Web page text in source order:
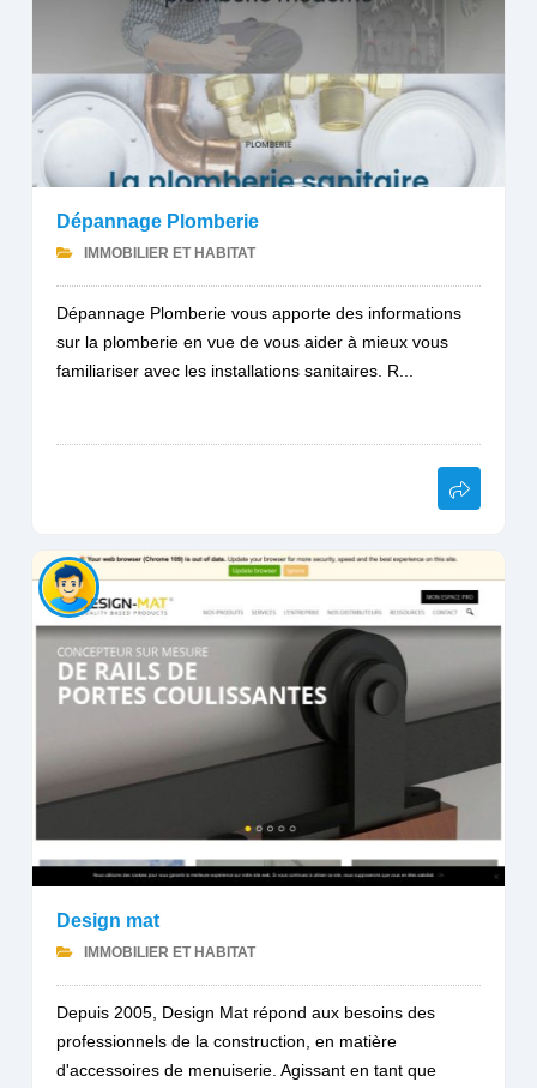
Dépannage Plomberie
IMMOBILIER ET HABITAT
Dépannage Plomberie vous apporte des informations
sur la plomberie en vue de vous aider à mieux vous
familiariser avec les installations sanitaires. R...
Design mat
IMMOBILIER ET HABITAT
Depuis 2005, Design Mat répond aux besoins des
professionnels de la construction, en matière
d'accessoires de menuiserie. Agissant en tant que